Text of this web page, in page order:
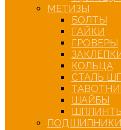
МЕТИЗЫ
БОЛТЫ
ГАЙКИ
ГРОВЕРЫ
КОЛЬЦА
СТАЛЬ
ШАЙБЫ